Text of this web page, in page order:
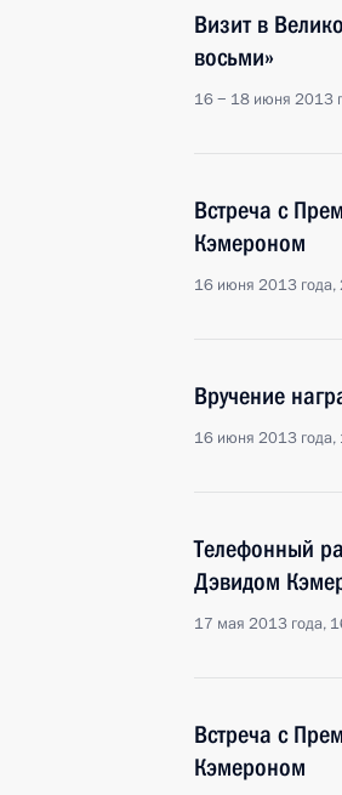
Визит в
восьми»
16 − 18 июня 2013
Встреча с
Кэмероном
16 июня 2013 года,
Вручение
16 июня 2013 года,
Телефонный
Дэвидом
17 мая 2013 года,
Встреча с
Кэмероном